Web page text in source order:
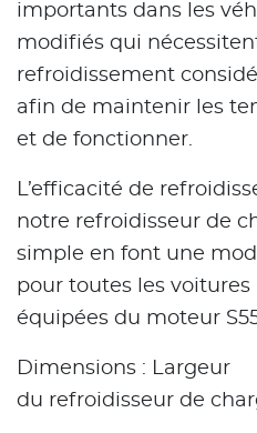
importants dans les
modifiés qui
refroidissement
afin de maintenir les
et de fonctionner.
L’efficacité de
notre refroidisseur de
simple en font une
pour toutes les
équipées du moteur
Dimensions : Largeur
du refroidisseur de